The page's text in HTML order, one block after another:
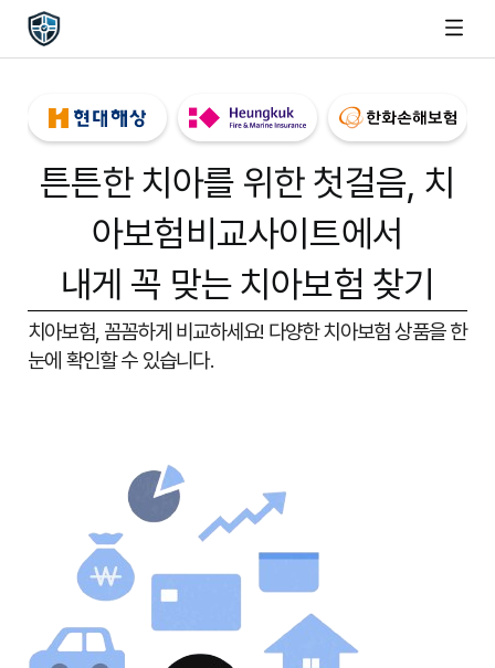
튼튼한 치아를 위한 첫걸음, 치
아보험비교사이트에서
내게 꼭 맞는 치아보험 찾기
치아보험, 꼼꼼하게 비교하세요! 다양한 치아보험 상품을 한
눈에 확인할 수 있습니다.